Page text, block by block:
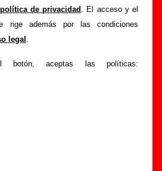
de privacidad . El acceso y el
además por las condiciones
legal .
aceptas las políticas:
de su letra, también aparecerá
o los autores, sobre los discos en
tema, sobre la grabación del
información adicional, puedes
información